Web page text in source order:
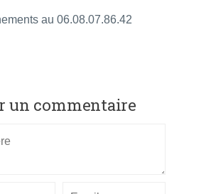
au 06.08.07.86.42
un commentaire